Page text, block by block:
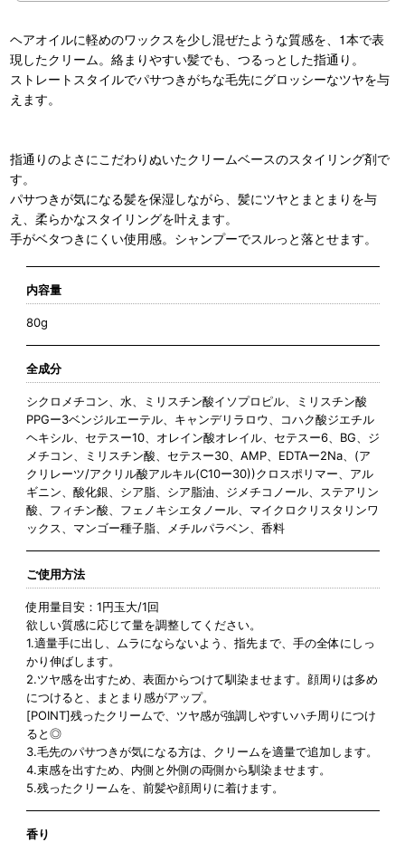
ヘアオイルに軽めのワックスを少し混ぜたような質感を、1本で表
現したクリーム。絡まりやすい髪でも、つるっとした指通り。
ストレートスタイルでパサつきがちな毛先にグロッシーなツヤを与
えます。
指通りのよさにこだわりぬいたクリームベースのスタイリング剤で
す。
パサつきが気になる髪を保湿しながら、髪にツヤとまとまりを与
え、柔らかなスタイリングを叶えます。
手がベタつきにくい使用感。シャンプーでスルっと落とせます。
内容量
80g
全成分
シクロメチコン、水、ミリスチン酸イソプロピル、ミリスチン酸
PPGー3ベンジルエーテル、キャンデリラロウ、コハク酸ジエチル
ヘキシル、セテスー10、オレイン酸オレイル、セテスー6、BG、ジ
メチコン、ミリスチン酸、セテスー30、AMP、EDTAー2Na、(ア
クリレーツ/アクリル酸アルキル(C10ー30))クロスポリマー、アル
ギニン、酸化銀、シア脂、シア脂油、ジメチコノール、ステアリン
酸、フィチン酸、フェノキシエタノール、マイクロクリスタリンワ
ックス、マンゴー種子脂、メチルパラベン、香料
ご使用方法
使用量目安：1円玉大/1回
欲しい質感に応じて量を調整してください。
1.適量手に出し、ムラにならないよう、指先まで、手の全体にしっ
かり伸ばします。
2.ツヤ感を出すため、表面からつけて馴染ませます。顔周りは多め
につけると、まとまり感がアップ。
[POINT]残ったクリームで、ツヤ感が強調しやすいハチ周りにつけ
ると◎
3.毛先のパサつきが気になる方は、クリームを適量で追加します。
4.束感を出すため、内側と外側の両側から馴染ませます。
5.残ったクリームを、前髪や顔周りに着けます。
香り